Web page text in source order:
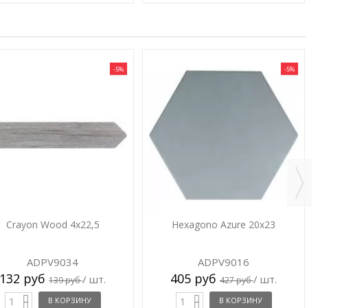
-5%
Crayon Wood 4x22,5
ADPV9034
132 руб 139 руб/ шт.
В КОРЗИНУ
-5%
Hexagono Azure 20x23
ADPV9016
405 руб 427 руб/ шт.
В КОРЗИНУ